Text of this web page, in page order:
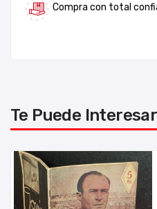
Compra con total
Te Puede